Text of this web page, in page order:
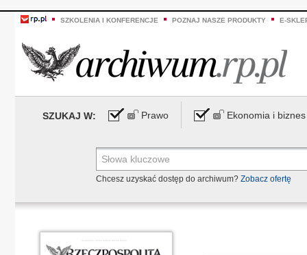
SZKOLENIA I KONFERENCJE POZNAJ NASZE PRODUKTY E-
SZUKAJ W: Prawo Ekonomia i biznes
Chcesz uzyskać dostęp do archiwum? Zobacz ofertę